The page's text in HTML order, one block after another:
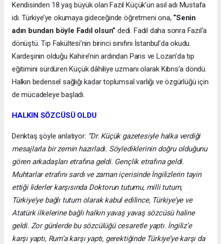
Kendisinden 18 yaş büyük olan Fazıl Küçük’ün asıl adı Mustafa
idi. Türkiye’ye okumaya gideceğinde öğretmeni ona, “Senin
adın bundan böyle Fadıl olsun” dedi. Fadıl daha sonra Fazıl‘a
dönüştü. Tıp Fakültesi’nin birinci sınıfını İstanbul’da okudu.
Kardeşinin olduğu Kahire’nin ardından Paris ve Lozan’da tıp
eğitimini sürdüren Küçük dâhiliye uzmanı olarak Kıbrıs’a döndü.
Halkın bedensel sağlığı kadar toplumsal varlığı ve özgürlüğü için
de mücadeleye başladı.
HALKIN SÖZCÜSÜ OLDU
Denktaş şöyle anlatıyor: “Dr. Küçük gazetesiyle halka verdiği
mesajlarla bir zemin hazırladı. Söylediklerinin doğru olduğunu
gören arkadaşları etrafına geldi. Gençlik etrafına geldi.
Muhtarlar etrafını sardı ve zaman içerisinde İngilizlerin tayin
ettiği liderler karşısında Doktorun tutumu, milli tutum,
Türkiye’ye bağlı tutum olarak kabul edilince, Türkiye’ye ve
Atatürk ilkelerine bağlı halkın yavaş yavaş sözcüsü haline
geldi. Zor günlerde bu sözcülüğü cesaretle yaptı. İngiliz’e
karşı yaptı, Rum’a karşı yaptı, gerektiğinde Türkiye’ye karşı da